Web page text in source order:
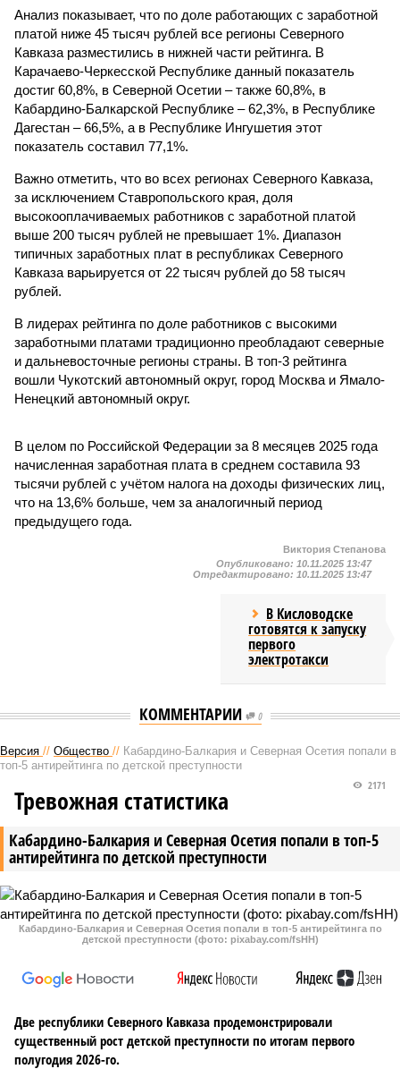
Анализ показывает, что по доле работающих с заработной
платой ниже 45 тысяч рублей все регионы Северного
Кавказа разместились в нижней части рейтинга. В
Карачаево-Черкесской Республике данный показатель
достиг 60,8%, в Северной Осетии – также 60,8%, в
Кабардино-Балкарской Республике – 62,3%, в Республике
Дагестан – 66,5%, а в Республике Ингушетия этот
показатель составил 77,1%.
Важно отметить, что во всех регионах Северного Кавказа,
за исключением Ставропольского края, доля
высокооплачиваемых работников с заработной платой
выше 200 тысяч рублей не превышает 1%. Диапазон
типичных заработных плат в республиках Северного
Кавказа варьируется от 22 тысяч рублей до 58 тысяч
рублей.
В лидерах рейтинга по доле работников с высокими
заработными платами традиционно преобладают северные
и дальневосточные регионы страны. В топ-3 рейтинга
вошли Чукотский автономный округ, город Москва и Ямало-
Ненецкий автономный округ.
В целом по Российской Федерации за 8 месяцев 2025 года
начисленная заработная плата в среднем составила 93
тысячи рублей с учётом налога на доходы физических лиц,
что на 13,6% больше, чем за аналогичный период
предыдущего года.
Виктория Степанова
Опубликовано: 10.11.2025 13:47
Отредактировано: 10.11.2025 13:47
В Кисловодске
готовятся к запуску
первого
электротакси
КОММЕНТАРИИ 0
Версия // Общество // Кабардино-Балкария и Северная Осетия попали в
топ-5 антирейтинга по детской преступности
Кабардино-Балкария и Северная Осетия попали в топ-5
антирейтинга по детской преступности
2171
Тревожная статистика
Кабардино-Балкария и Северная Осетия попали в топ-5 антирейтинга по
детской преступности (фото: pixabay.com/fsHH)
Две республики Северного Кавказа продемонстрировали
существенный рост детской преступности по итогам первого
полугодия 2026-го.